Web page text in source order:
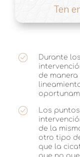
Ten
Durante
de
Los
de la
otro tipo
que la